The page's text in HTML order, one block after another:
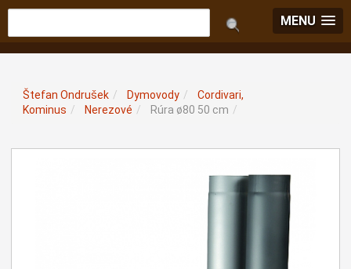
MENU
Štefan Ondrušek / Dymovody /
Cordivari,
Kominus / Nerezové / Rúra ø80 50 cm /